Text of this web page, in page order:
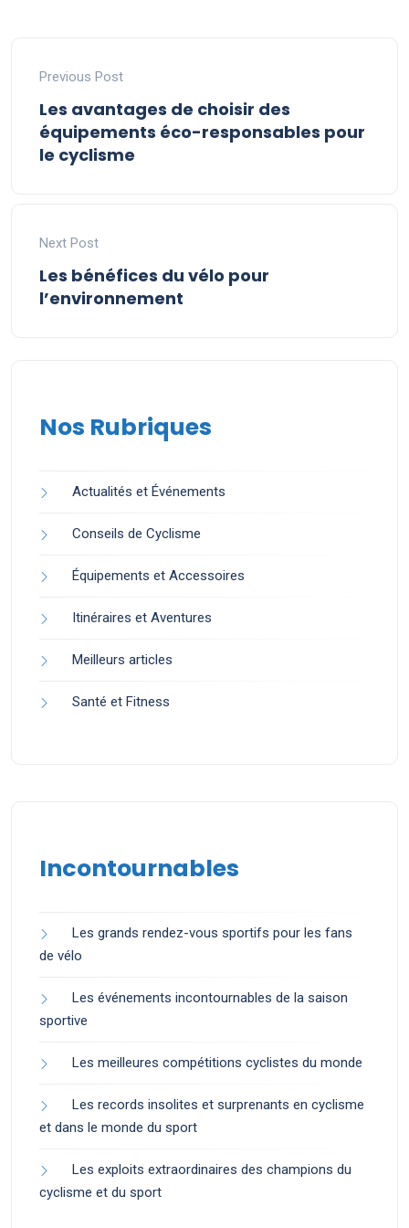
Previous Post
Les avantages de choisir des
équipements éco-responsables pour
le cyclisme
Next Post
Les bénéfices du vélo pour
l’environnement
Nos Rubriques
Actualités et Événements
Conseils de Cyclisme
Équipements et Accessoires
Itinéraires et Aventures
Meilleurs articles
Santé et Fitness
Incontournables
Les grands rendez-vous sportifs pour les fans
de vélo
Les événements incontournables de la saison
sportive
Les meilleures compétitions cyclistes du monde
Les records insolites et surprenants en cyclisme
et dans le monde du sport
Les exploits extraordinaires des champions du
cyclisme et du sport